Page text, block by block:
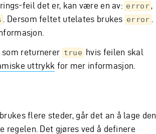
feil det er, kan være en av: error ,
. Dersom feltet utelates brukes error
returnerer true hvis feilen skal
uttrykk for mer informasjon.
flere steder, går det an å lage den
regelen. Det gjøres ved å definere